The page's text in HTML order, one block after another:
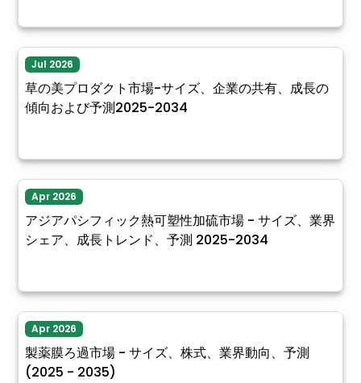
Jul 2026
草の美プロダクト市場-サイズ、企業の共有、成長の
傾向および予測2025-2034
Apr 2026
アジアパシフィック熱可塑性加硫市場 - サイズ、業界
シェア、成長トレンド、予測 2025-2034
Apr 2026
製薬膜ろ過市場 - サイズ、株式、業界動向、予測
(2025 - 2035)